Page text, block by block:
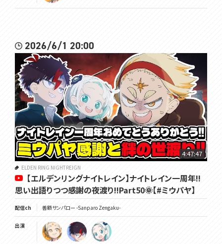
2026/6/1 20:00
4:47:47
ELDEN RING NIGHTREIGN
【エルデンリングナイトレイン】ナイトレイン一周年!!
思い出語りつつ感謝の夜渡り!!Part50🌞【#ミウパヤ】
配信ch 善額サンパロー -Sanparo Zengaku-
出演